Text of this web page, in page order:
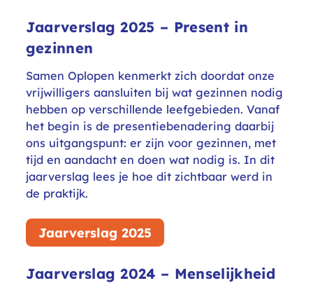
Jaarverslag 2025 – Present in
gezinnen
Samen Oplopen kenmerkt zich doordat onze
vrijwilligers aansluiten bij wat gezinnen nodig
hebben op verschillende leefgebieden. Vanaf
het begin is de presentiebenadering daarbij
ons uitgangspunt: er zijn voor gezinnen, met
tijd en aandacht en doen wat nodig is. In dit
jaarverslag lees je hoe dit zichtbaar werd in
de praktijk.
Jaarverslag 2025
Jaarverslag 2024 – Menselijkheid